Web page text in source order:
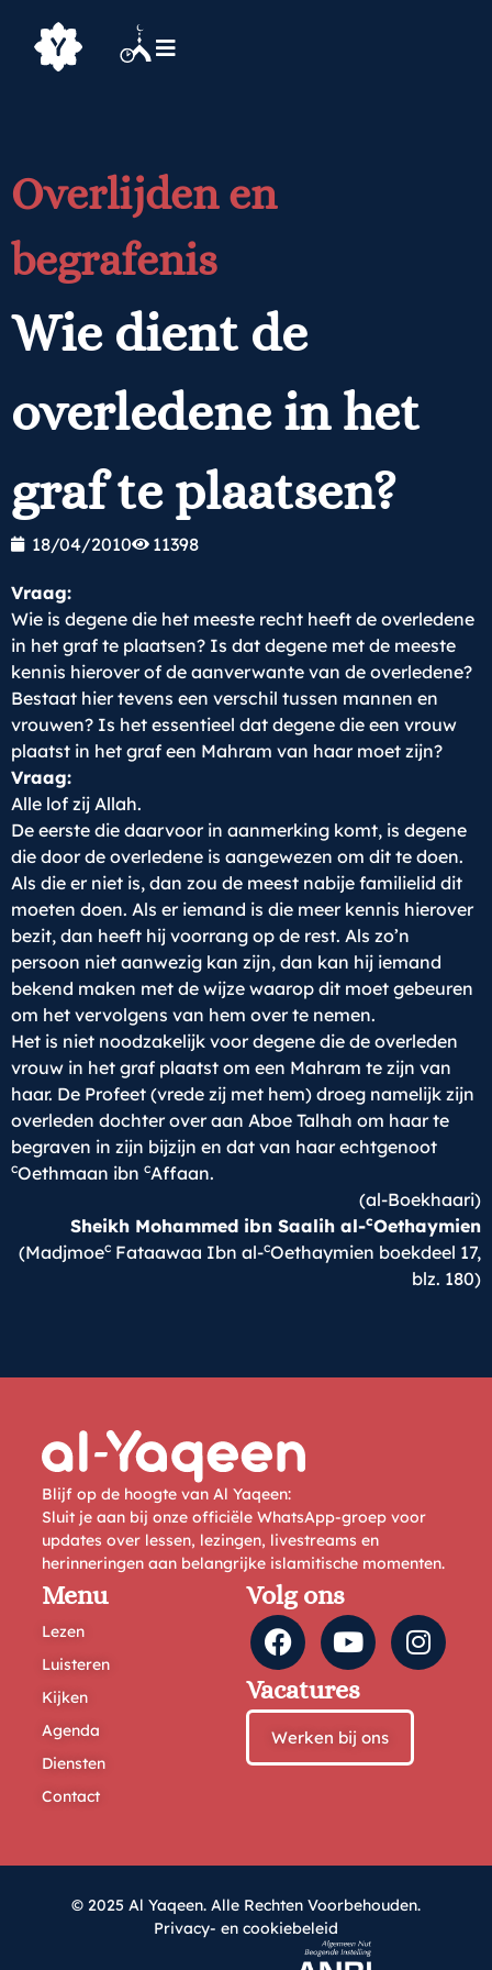
Overlijden en
begrafenis
Wie dient de
overledene in het
graf te plaatsen?
18/04/2010 11398
Vraag:
Wie is degene die het meeste recht heeft de overledene
in het graf te plaatsen? Is dat degene met de meeste
kennis hierover of de aanverwante van de overledene?
Bestaat hier tevens een verschil tussen mannen en
vrouwen? Is het essentieel dat degene die een vrouw
plaatst in het graf een Mahram van haar moet zijn?
Vraag:
Alle lof zij Allah.
De eerste die daarvoor in aanmerking komt, is degene
die door de overledene is aangewezen om dit te doen.
Als die er niet is, dan zou de meest nabije familielid dit
moeten doen. Als er iemand is die meer kennis hierover
bezit, dan heeft hij voorrang op de rest. Als zo’n
persoon niet aanwezig kan zijn, dan kan hij iemand
bekend maken met de wijze waarop dit moet gebeuren
om het vervolgens van hem over te nemen.
Het is niet noodzakelijk voor degene die de overleden
vrouw in het graf plaatst om een Mahram te zijn van
haar. De Profeet (vrede zij met hem) droeg namelijk zijn
overleden dochter over aan Aboe Talhah om haar te
begraven in zijn bijzijn en dat van haar echtgenoot
cOethmaan ibn cAffaan.
(al-Boekhaari)
Sheikh Mohammed ibn Saalih al-cOethaymien
(Madjmoec Fataawaa Ibn al-cOethaymien boekdeel 17,
blz. 180)
Blijf op de hoogte van Al Yaqeen:
Sluit je aan bij onze officiële WhatsApp-groep voor
updates over lessen, lezingen, livestreams en
herinneringen aan belangrijke islamitische momenten.
Menu
Lezen
Luisteren
Kijken
Agenda
Diensten
Contact
Volg ons
Vacatures
Werken bij ons
© 2025 Al Yaqeen. Alle Rechten Voorbehouden.
Privacy- en cookiebeleid